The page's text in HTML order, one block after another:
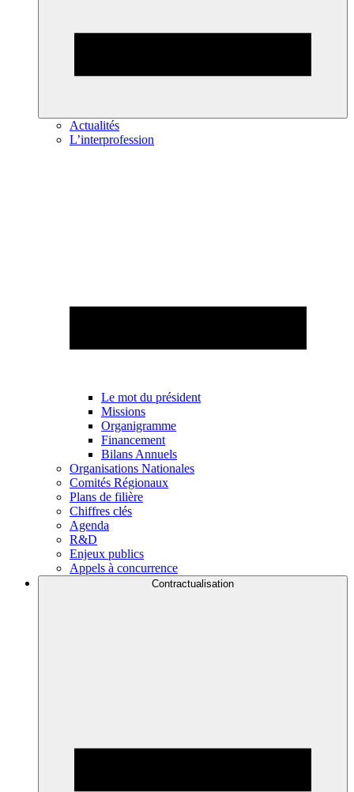
Actualités
L’interprofession
Le mot du président
Missions
Organigramme
Financement
Bilans Annuels
Organisations Nationales
Comités Régionaux
Plans de filière
Chiffres clés
Agenda
R&D
Enjeux publics
Appels à concurrence
Contractualisation